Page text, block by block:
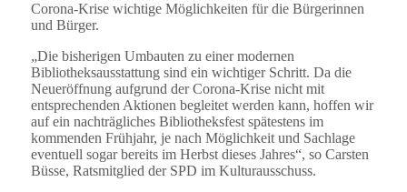
Corona-Krise wichtige Möglichkeiten für die Bürgerinnen
und Bürger.
„Die bisherigen Umbauten zu einer modernen
Bibliotheksausstattung sind ein wichtiger Schritt. Da die
Neueröffnung aufgrund der Corona-Krise nicht mit
entsprechenden Aktionen begleitet werden kann, hoffen wir
auf ein nachträgliches Bibliotheksfest spätestens im
kommenden Frühjahr, je nach Möglichkeit und Sachlage
eventuell sogar bereits im Herbst dieses Jahres“, so Carsten
Büsse, Ratsmitglied der SPD im Kulturausschuss.